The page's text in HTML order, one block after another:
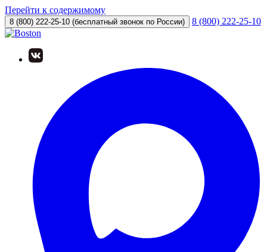
Перейти к содержимому
8 (800) 222-25-10 (бесплатный звонок по России) 8 (800) 222-25-10